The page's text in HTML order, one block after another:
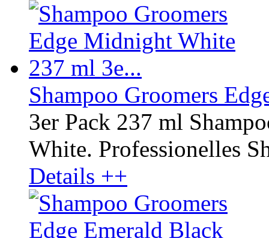
Shampoo Groomers
3er Pack 237 ml
White. Professionelles
Details ++